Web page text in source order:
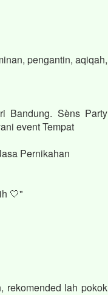
pengantin, aqiqah,
Bandung. Sèns Party
event Tempat
Pernikahan
🤍"
rekomended lah pokok